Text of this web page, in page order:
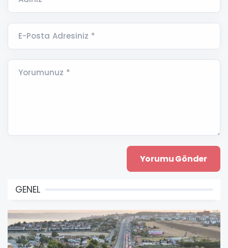
E-Posta Adresiniz *
Yorumunuz *
GENEL